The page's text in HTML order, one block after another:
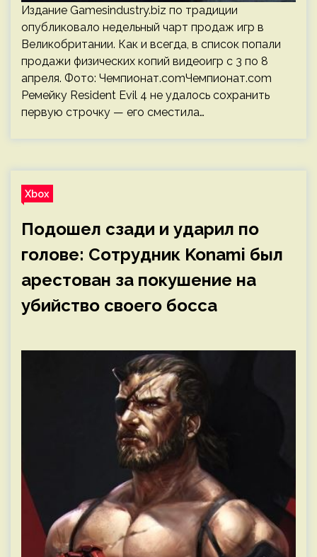
Издание Gamesindustry.biz по традиции
опубликовало недельный чарт продаж игр в
Великобритании. Как и всегда, в список попали
продажи физических копий видеоигр с 3 по 8
апреля. Фото: Чемпионат.comЧемпионат.com
Ремейку Resident Evil 4 не удалось сохранить
первую строчку — его сместила…
Xbox
Подошел сзади и ударил по
голове: Сотрудник Konami был
арестован за покушение на
убийство своего босса